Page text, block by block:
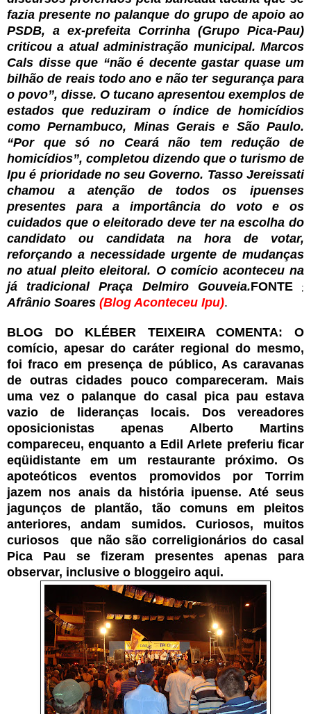
fazia presente no palanque do grupo de apoio ao
PSDB, a ex-prefeita Corrinha (Grupo Pica-Pau)
criticou a atual administração municipal. Marcos
Cals disse que “não é decente gastar quase um
bilhão de reais todo ano e não ter segurança para
o povo”, disse. O tucano apresentou exemplos de
estados que reduziram o índice de homicídios
como Pernambuco, Minas Gerais e São Paulo.
“Por que só no Ceará não tem redução de
homicídios”, completou dizendo que o turismo de
Ipu é prioridade no seu Governo. Tasso Jereissati
chamou a atenção de todos os ipuenses
presentes para a importância do voto e os
cuidados que o eleitorado deve ter na escolha do
candidato ou candidata na hora de votar,
reforçando a necessidade urgente de mudanças
no atual pleito eleitoral. O comício aconteceu na
já tradicional Praça Delmiro Gouveia.FONTE;
Afrânio Soares (Blog Aconteceu Ipu).
BLOG DO KLÉBER TEIXEIRA COMENTA: O
comício, apesar do caráter regional do mesmo,
foi fraco em presença de público, As caravanas
de outras cidades pouco compareceram. Mais
uma vez o palanque do casal pica pau estava
vazio de lideranças locais. Dos vereadores
oposicionistas apenas Alberto Martins
compareceu, enquanto a Edil Arlete preferiu ficar
eqüidistante em um restaurante próximo. Os
apoteóticos eventos promovidos por Torrim
jazem nos anais da história ipuense. Até seus
jagunços de plantão, tão comuns em pleitos
anteriores, andam sumidos. Curiosos, muitos
curiosos que não são correligionários do casal
Pica Pau se fizeram presentes apenas para
observar, inclusive o bloggeiro aqui.